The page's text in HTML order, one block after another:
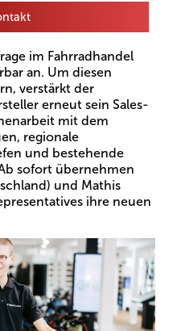
im Fahrradhandel
an. Um diesen
verstärkt der
erneut sein Sales-
mit dem
regionale
und bestehende
sofort übernehmen
und Mathis
ihre neuen